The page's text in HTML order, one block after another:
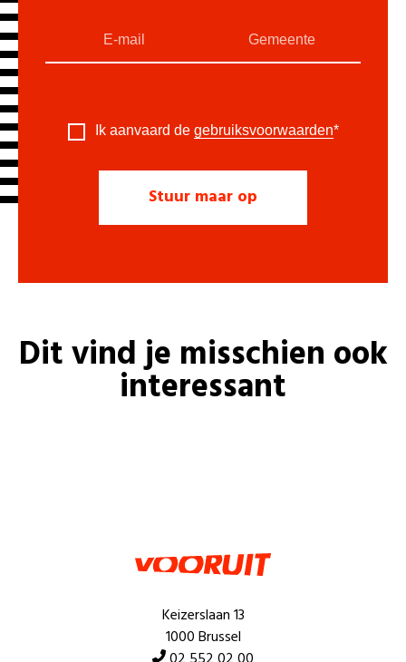
Ik aanvaard de gebruiksvoorwaarden*
Dit vind je misschien ook
interessant
Keizerslaan 13
1000 Brussel